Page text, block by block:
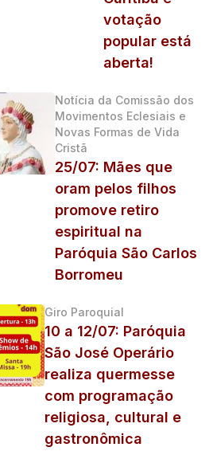
votação
popular está
aberta!
Notícia da Comissão dos
Movimentos Eclesiais e
Novas Formas de Vida
Cristã
25/07: Mães que
oram pelos filhos
promove retiro
espiritual na
Paróquia São Carlos
Borromeu
Giro Paroquial
10 a 12/07: Paróquia
São José Operário
realiza quermesse
com programação
religiosa, cultural e
gastronômica